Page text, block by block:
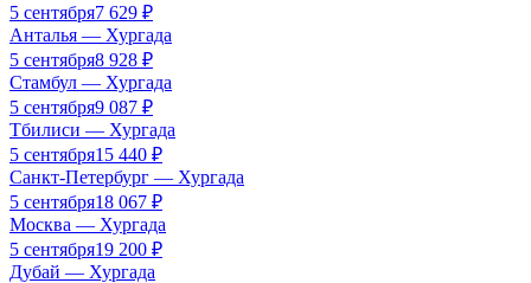
5 сентября7 629 ₽
Анталья — Хургада
5 сентября8 928 ₽
Стамбул — Хургада
5 сентября9 087 ₽
Тбилиси — Хургада
5 сентября15 440 ₽
Санкт-Петербург — Хургада
5 сентября18 067 ₽
Москва — Хургада
5 сентября19 200 ₽
Дубай — Хургада